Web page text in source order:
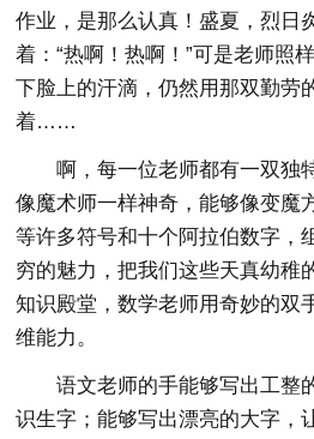
作业，是那么认真！盛夏，烈日
着：“热啊！热啊！”可是老师照
下脸上的汗滴，仍然用那双勤劳
着……
啊，每一位老师都有一双独
像魔术师一样神奇，能够像变
等许多符号和十个阿拉伯数字，
穷的魅力，把我们这些天真幼稚
知识殿堂，数学老师用奇妙的双
维能力。
语文老师的手能够写出工整
识生字；能够写出漂亮的大字，